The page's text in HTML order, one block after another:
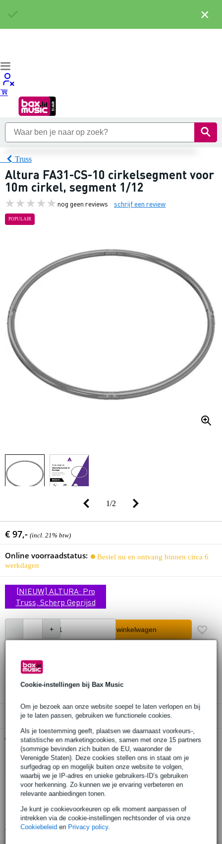
Cookie-instellingen bij Bax Music
Om je bezoek aan onze website soepel te laten verlopen en bij
je te laten passen, gebruiken we functionele cookies.
Als je toestemming geeft, plaatsen we daarnaast voorkeurs-,
statistische en marketingcookies, samen met onze 15 partners
(sommige bevinden zich buiten de EU, waaronder de
Verenigde Staten). Deze cookies stellen ons in staat om je
surfgedrag op en mogelijk buiten onze website te volgen,
waarbij we je IP-adres en unieke gebruikers-ID’s gebruiken
voor herkenning. Zo kunnen we je ervaring verbeteren en
relevante aanbiedingen tonen.
Je kunt je cookievoorkeuren op elk moment aanpassen of
intrekken via de cookie-instellingen rechtsonder of via onze
Cookiebeleid en Privacy policy.
Truss
Altura FA31-CS-10 cirkelsegment voor
10m cirkel, segment 1/12
nog geen reviews schrijf een review
POPULAIR
1/2
€ 97,- (incl. 21% btw)
Online voorraadstatus:
Bestel nu en ontvang binnen circa 6
werkdagen
[NIEUW] ALTURA: Pro
Truss, Scherp Geprijsd
In winkelwagen
30 dagen 'niet goed geld terug' garantie
3 jaar Bax Music garantie
Alleen geschikt voor:
Gratis ophalen in de winkel
Productinformatie
geproduceerd in Europa volgens strenge eisen
gefabriceerd door een fabrikant met meer dan 20 jaar ervaring
productie door gekwalificeerd personeel en geavanceerde lasrobots
Bekijk alle productspecificaties
×